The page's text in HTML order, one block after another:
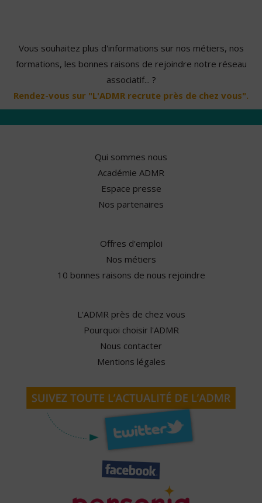
Vous souhaitez plus d'informations sur nos métiers, nos
formations, les bonnes raisons de rejoindre notre réseau
associatif... ?
Rendez-vous sur "L'ADMR recrute près de chez vous".
Qui sommes nous
Académie ADMR
Espace presse
Nos partenaires
Offres d'emploi
Nos métiers
10 bonnes raisons de nous rejoindre
L'ADMR près de chez vous
Pourquoi choisir l'ADMR
Nous contacter
Mentions légales